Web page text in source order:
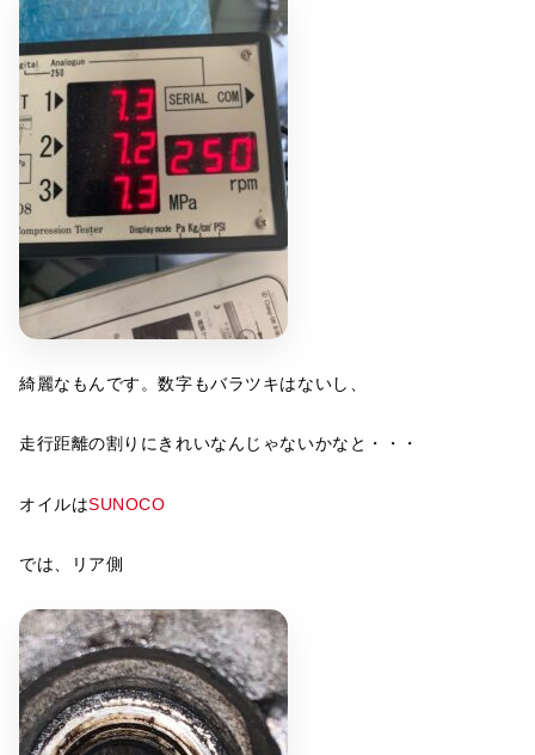
綺麗なもんです。数字もバラツキはないし、
走行距離の割りにきれいなんじゃないかなと・・・
オイルはSUNOCO
では、リア側